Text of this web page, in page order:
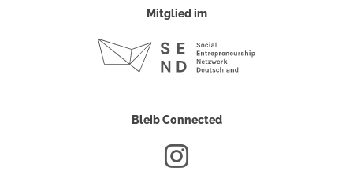
Mitglied im
Bleib Connected